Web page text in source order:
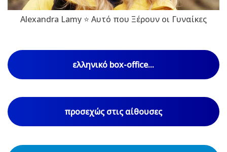
Alexandra Lamy ⭐ Αυτό που Ξέρουν οι Γυναίκες
ελληνικό box-office...
προσεχώς στις αίθουσες